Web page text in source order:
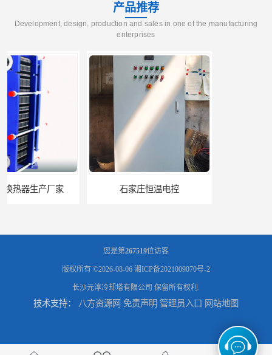
产品推荐
Development, design, production and sales in one of the manufacturing
enterprises
石家庄恒温电控 长沙80吨冷却塔厂商
贵阳复合流闭式冷却塔规格 呼和浩特水箱定制定制
您是第267519位访客
版权所有 ©2026-08-06 湘ICP备2021009070号-2
长沙元淳冷却塔有限公司 保留所有权利.
技术支持： 八方资源网 免责声明 管理员入口 网站地图